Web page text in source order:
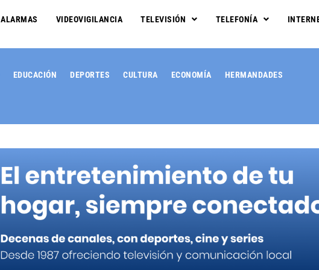
ALARMAS VIDEOVIGILANCIA TELEVISIÓN TELEFONÍA
EDUCACIÓN DEPORTES CULTURA ECONOMÍA HERMANDADES